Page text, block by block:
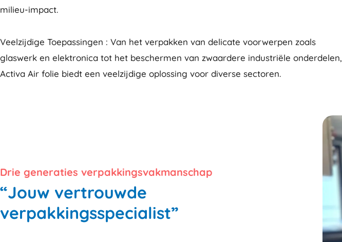
milieu-impact.
Veelzijdige Toepassingen : Van het verpakken van delicate voorwerpen zoals
glaswerk en elektronica tot het beschermen van zwaardere industriële onderdelen,
Activa Air folie biedt een veelzijdige oplossing voor diverse sectoren.
Drie generaties verpakkingsvakmanschap
“Jouw vertrouwde
verpakkingsspecialist”